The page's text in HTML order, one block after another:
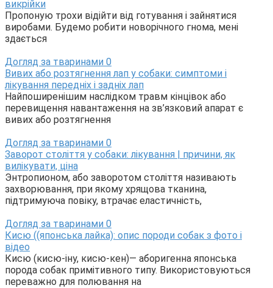
викрійки
Пропоную трохи відійти від готування і зайнятися
виробами. Будемо робити новорічного гнома, мені
здається
Догляд за тваринами 0
Вивих або розтягнення лап у собаки: симптоми і
лікування передніх і задніх лап
Найпоширенішим наслідком травм кінцівок або
перевищення навантаження на зв’язковий апарат є
вивих або розтягнення
Догляд за тваринами 0
Заворот століття у собаки: лікування | причини, як
вилікувати, ціна
Энтропионом, або заворотом століття називають
захворювання, при якому хрящова тканина,
підтримуюча повіку, втрачає еластичність,
Догляд за тваринами 0
Кисю ((японська лайка): опис породи собак з фото і
відео
Кисю (кисю-іну, кисю-кен)― аборигенна японська
порода собак примітивного типу. Використовуються
переважно для полювання на